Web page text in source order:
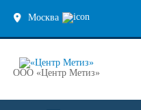
Москва
ООО «Центр Метиз»